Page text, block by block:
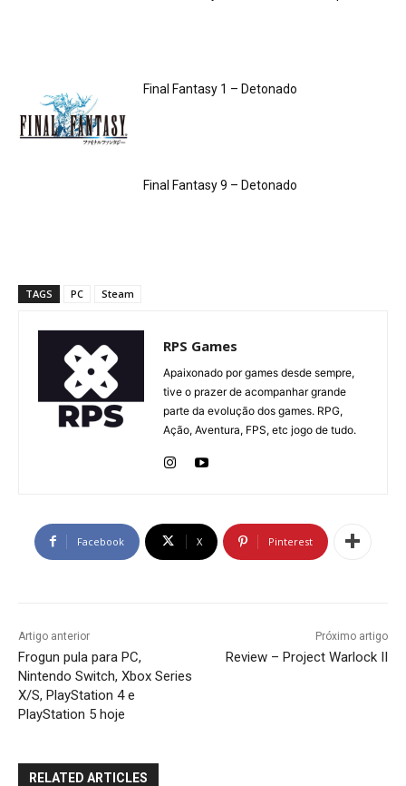
Final Fantasy 1 – Detonado
Final Fantasy 9 – Detonado
TAGS PC Steam
RPS Games
Apaixonado por games desde sempre,
tive o prazer de acompanhar grande
parte da evolução dos games. RPG,
Ação, Aventura, FPS, etc jogo de tudo.
Facebook X Pinterest
Artigo anterior
Frogun pula para PC,
Nintendo Switch, Xbox Series
X/S, PlayStation 4 e
PlayStation 5 hoje
Próximo artigo
Review – Project Warlock II
RELATED ARTICLES